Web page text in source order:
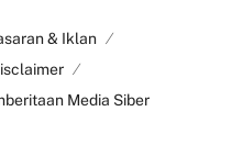
& Iklan
Media Siber